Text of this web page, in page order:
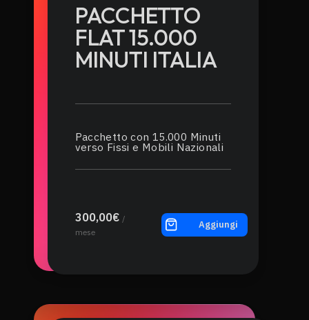
PACCHETTO
FLAT 15.000
MINUTI ITALIA
Pacchetto con 15.000 Minuti
verso Fissi e Mobili Nazionali
300,00€ /
mese
Aggiungi